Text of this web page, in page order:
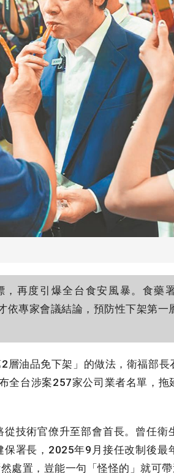
再度引爆全台食安風暴。食藥
專家會議結論，預防性下架第一
油品免下架」的做法，衛福部長
全台涉案257家公司業者名單，拖
技術官僚升至部會首長。曾任衛
署長，2025年9月接任改制後最
處置，豈能一句「怪怪的」就可帶